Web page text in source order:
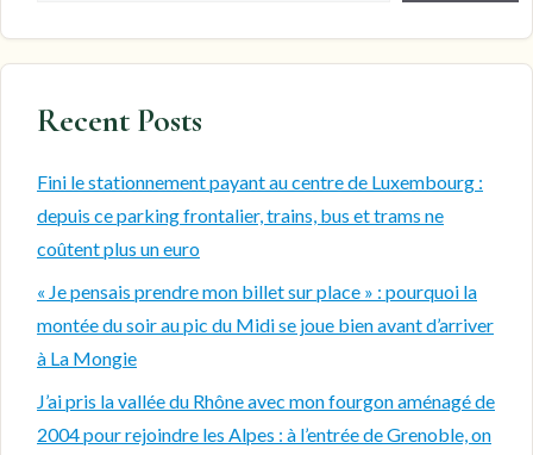
Recent Posts
Fini le stationnement payant au centre de Luxembourg :
depuis ce parking frontalier, trains, bus et trams ne
coûtent plus un euro
« Je pensais prendre mon billet sur place » : pourquoi la
montée du soir au pic du Midi se joue bien avant d’arriver
à La Mongie
J’ai pris la vallée du Rhône avec mon fourgon aménagé de
2004 pour rejoindre les Alpes : à l’entrée de Grenoble, on